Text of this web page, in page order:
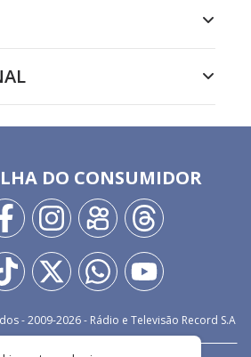
DO CONSUMIDOR
- 2009-2026- Rádio e Televisão Record S.A